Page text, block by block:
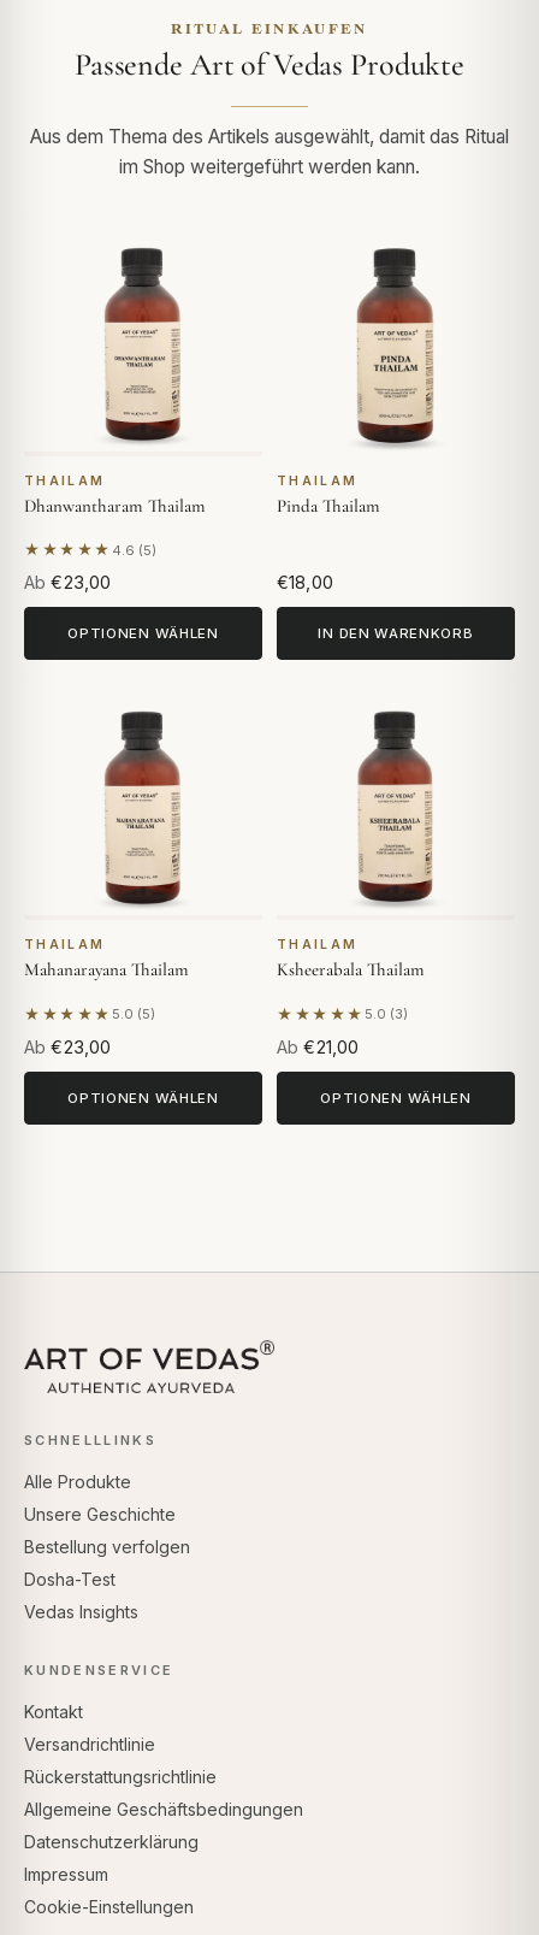
RITUAL EINKAUFEN
Passende Art of Vedas Produkte
Aus dem Thema des Artikels ausgewählt, damit das Ritual
im Shop weitergeführt werden kann.
THAILAM
Dhanwantharam Thailam
★★★★★ 4.6 (5)
Basierend auf 5 Bewertungen
Ab €23,00
OPTIONEN WÄHLEN
THAILAM
Pinda Thailam
€18,00
IN DEN WARENKORB
THAILAM
Mahanarayana Thailam
★★★★★ 5.0 (5)
Basierend auf 5 Bewertungen
Ab €23,00
OPTIONEN WÄHLEN
THAILAM
Ksheerabala Thailam
★★★★★ 5.0 (3)
Basierend auf 3
Ab €21,00
OPTIONEN WÄHLEN
SCHNELLLINKS
Alle Produkte
Unsere Geschichte
Bestellung verfolgen
Dosha-Test
Vedas Insights
KUNDENSERVICE
Kontakt
Versandrichtlinie
Rückerstattungsrichtlinie
Allgemeine Geschäftsbedingungen
Datenschutzerklärung
Impressum
Cookie-Einstellungen